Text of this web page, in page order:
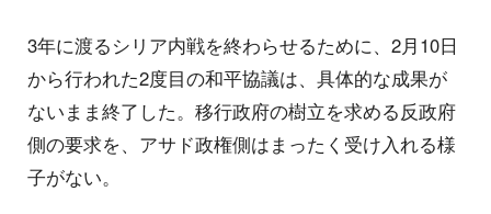
3年に渡るシリア内戦を終わらせるために、2月10日
から行われた2度目の和平協議は、具体的な成果が
ないまま終了した。移行政府の樹立を求める反政府
側の要求を、アサド政権側はまったく受け入れる様
子がない。